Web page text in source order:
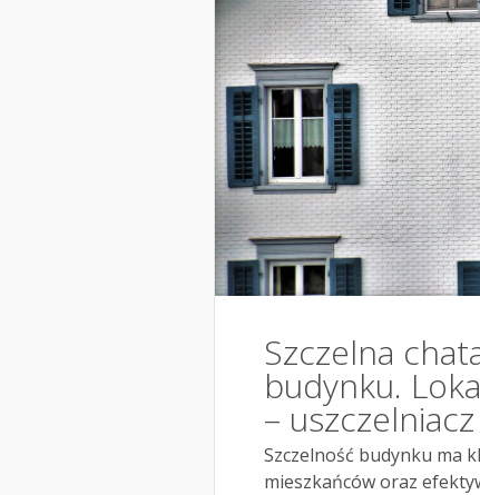
Szczelna
budynku.
–
Szczelność budynku ma
mieszkańców oraz